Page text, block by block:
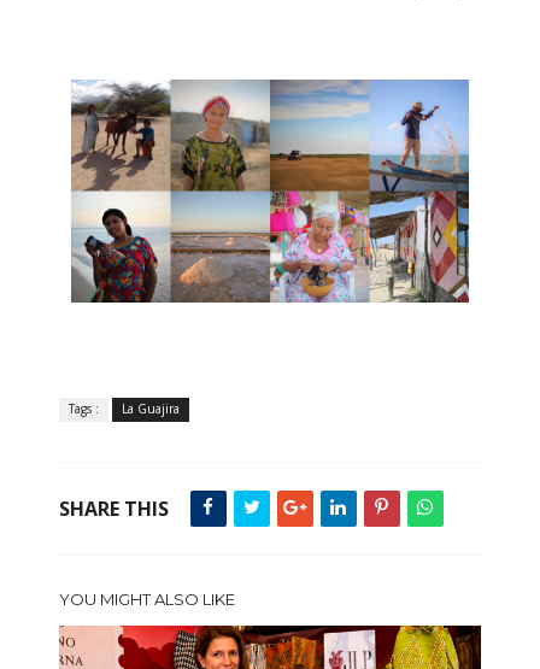
Tags : La Guajira
SHARE THIS
YOU MIGHT ALSO LIKE